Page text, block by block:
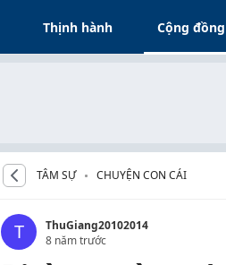
Thịnh hành Cộng đồng
TÂM SỰ CHUYỆN CON CÁI
T
ThuGiang20102014
8 năm trước